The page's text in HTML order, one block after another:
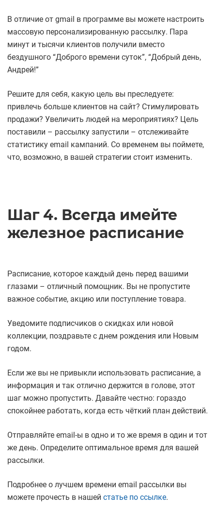
В отличие от gmail в программе вы можете настроить
массовую персонализированную рассылку. Пара
минут и тысячи клиентов получили вместо
бездушного “Доброго времени суток”, “Добрый день,
Андрей!”
Решите для себя, какую цель вы преследуете:
привлечь больше клиентов на сайт? Стимулировать
продажи? Увеличить людей на мероприятиях? Цель
поставили – рассылку запустили – отслеживайте
статистику email кампаний. Со временем вы поймете,
что, возможно, в вашей стратегии стоит изменить.
Шаг 4. Всегда имейте
железное расписание
Расписание, которое каждый день перед вашими
глазами – отличный помощник. Вы не пропустите
важное событие, акцию или поступление товара.
Уведомите подписчиков о скидках или новой
коллекции, поздравьте с днем рождения или Новым
годом.
Если же вы не привыкли использовать расписание, а
информация и так отлично держится в голове, этот
шаг можно пропустить. Давайте честно: гораздо
спокойнее работать, когда есть чёткий план действий.
Отправляйте email-ы в одно и то же время в один и тот
же день. Определите оптимальное время для вашей
рассылки.
Подробнее о лучшем времени email рассылки вы
можете прочесть в нашей статье по ссылке.